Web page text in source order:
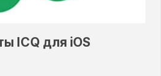
ICQ для iOS